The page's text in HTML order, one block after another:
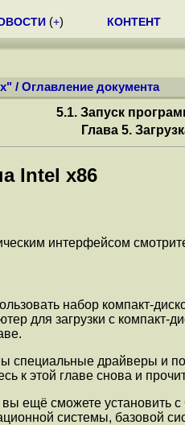
(+) КОНТЕНТ
/ Оглавление документа
5.1. Запуск
Глава 5.
Intel x86
интерфейсом
набор компакт-
для загрузки с компакт-
драйверы и
к этой главе снова и
ещё сможете установить
системы, базовой